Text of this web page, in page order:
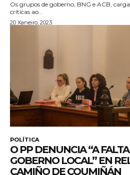
Os grupos de goberno, BNG e ACB,
críticas ao...
20 Xaneiro, 2023
POLÍTICA
O PP DENUNCIA “A
GOBERNO LOCAL” EN
CAMIÑO DE COUMIÑÁN